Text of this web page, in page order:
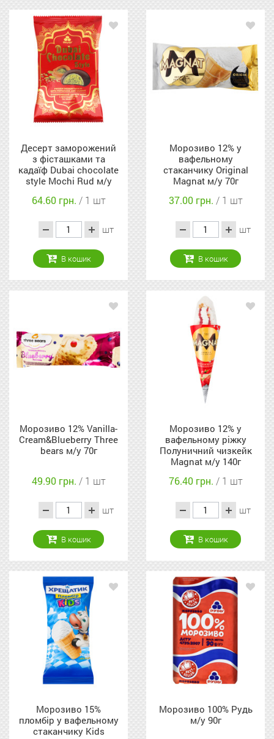
Десерт заморожений
з фісташками та
кадаїф Dubai chocolate
style Mochi Rud м/у
64.60 грн. / 1 шт
шт
В кошик
Морозиво 12% у
вафельному
стаканчику Original
Magnat м/у 70г
37.00 грн. / 1 шт
шт
В кошик
Морозиво 12% Vanilla-
Cream&Blueberry Three
bears м/у 70г
49.90 грн. / 1 шт
шт
В кошик
Морозиво 12% у
вафельному ріжку
Полуничний чизкейк
Magnat м/у 140г
76.40 грн. / 1 шт
шт
В кошик
Морозиво 15%
пломбір у вафельному
стаканчику Kids
Морозиво 100% Рудь
м/у 90г